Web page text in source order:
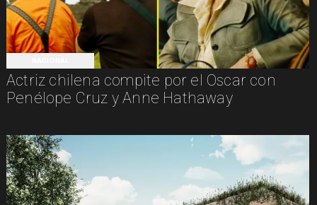
Actriz chilena compite por el Oscar con
Penélope Cruz y Anne Hathaway